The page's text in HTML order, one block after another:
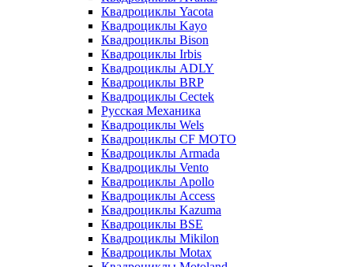
Квадроциклы Yacota
Квадроциклы Kayo
Квадроциклы Bison
Квадроциклы Irbis
Квадроциклы ADLY
Квадроциклы BRP
Квадроциклы Cectek
Русская Механика
Квадроциклы Wels
Квадроциклы CF MOTO
Квадроциклы Armada
Квадроциклы Vento
Квадроциклы Apollo
Квадроциклы Access
Квадроциклы Kazuma
Квадроциклы BSE
Квадроциклы Mikilon
Квадроциклы Motax